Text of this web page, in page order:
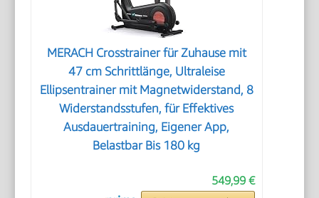
MERACH Crosstrainer für Zuhause mit
47 cm Schrittlänge, Ultraleise
Ellipsentrainer mit Magnetwiderstand, 8
Widerstandsstufen, für Effektives
Ausdauertraining, Eigener App,
Belastbar Bis 180 kg
549,99 €